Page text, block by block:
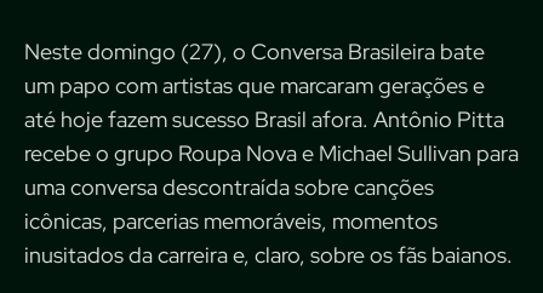
Neste domingo (27), o Conversa Brasileira bate
um papo com artistas que marcaram gerações e
até hoje fazem sucesso Brasil afora. Antônio Pitta
recebe o grupo Roupa Nova e Michael Sullivan para
uma conversa descontraída sobre canções
icônicas, parcerias memoráveis, momentos
inusitados da carreira e, claro, sobre os fãs baianos.